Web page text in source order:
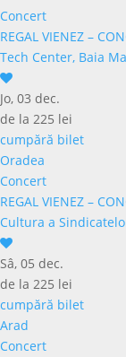
Concert
REGAL VIENEZ –
Tech Center, Baia
Jo, 03 dec.
de la 225 lei
cumpără bilet
Oradea
Concert
REGAL VIENEZ –
Cultura a
Sâ, 05 dec.
de la 225 lei
cumpără bilet
Arad
Concert